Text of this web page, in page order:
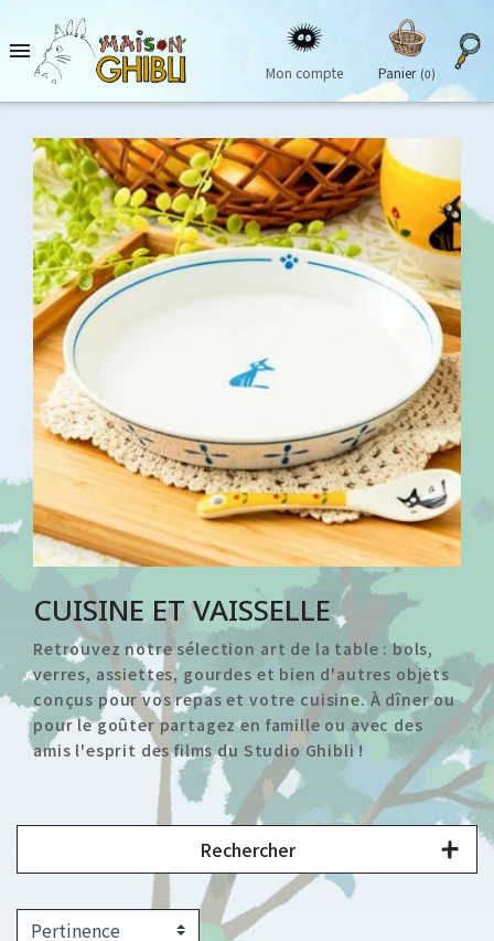

Mon compte Panier (0)
CUISINE ET VAISSELLE
Retrouvez notre sélection art de la table : bols,
verres, assiettes, gourdes et bien d'autres objets
conçus pour vos repas et votre cuisine. À dîner ou
pour le goûter partagez en famille ou avec des
amis l'esprit des films du Studio Ghibli !
Rechercher